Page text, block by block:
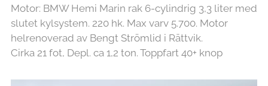
Motor: BMW Hemi Marin rak 6-cylindrig 3,3 liter med
slutet kylsystem. 220 hk. Max varv 5.700. Motor
helrenoverad av Bengt Strömlid i Rättvik.
Cirka 21 fot, Depl. ca 1,2 ton. Toppfart 40+ knop